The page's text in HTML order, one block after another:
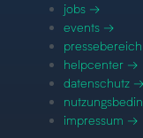
jobs →
events →
helpcenter →
datenschutz →
impressum →